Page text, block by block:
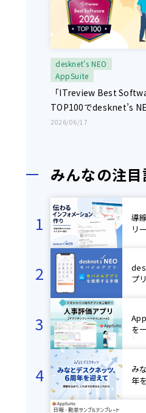
desknet's NEO
AppSuite
「ITreview Best
TOP100でdesknet’s
インしました！【レビ
2026/06/17
みんなの注
導
リ
メ
プ
を
信
内
み
年